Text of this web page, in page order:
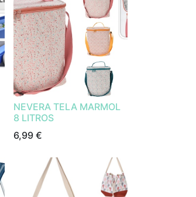
NEVERA TELA MARMOL
8 LITROS
6,99 €